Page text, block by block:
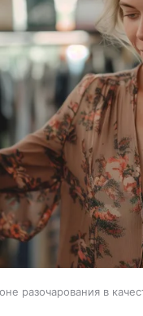
разочарования в